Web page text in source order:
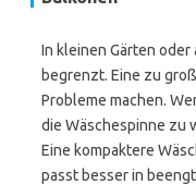
In kleinen Gärten
begrenzt. Eine zu
Probleme machen.
die Wäschespinne zu
Eine kompaktere
passt besser in